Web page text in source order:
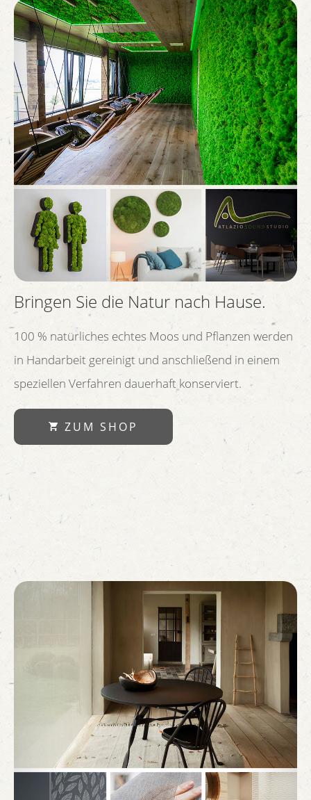
Bringen Sie die Natur nach Hause.
100 % natürliches echtes Moos und Pflanzen werden
in Handarbeit gereinigt und anschließend in einem
speziellen Verfahren dauerhaft konserviert.
ZUM SHOP